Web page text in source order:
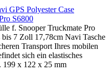
GPS Polyester Case
S6800
f. Snooper Truckmate Pro
7 Zoll 17,78cm Navi Tasche
Transport Ihres mobilen
sich ein elastisches
199 x 122 x 25 mm